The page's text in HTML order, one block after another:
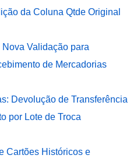
da Coluna Qtde Original
Validação para
de Mercadorias
Devolução de Transferência
por Lote de Troca
Cartões Históricos e